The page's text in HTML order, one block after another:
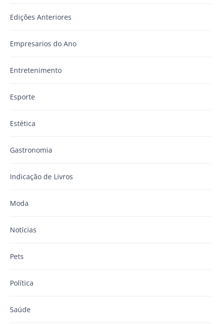
Edições Anteriores
Empresarios do Ano
Entretenimento
Esporte
Estética
Gastronomia
Indicação de Livros
Moda
Notícias
Pets
Política
Saúde